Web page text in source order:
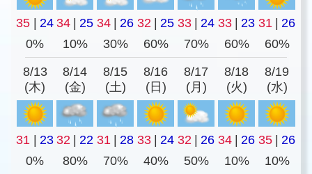
35 | 24 34 | 25 34 | 26 32 | 25 33 | 24 33 | 23 31 | 26
0%
10% 30% 60% 70% 60% 60%
8/13
(木)
8/14
(金)
8/15
(土)
8/16
(日)
8/17
(月)
8/18
(火)
8/19
(水)
31 | 23 32 | 22 31 | 28 33 | 24 32 | 26 34 | 26 35 | 26
0%
80% 70% 40% 50% 10%
10%